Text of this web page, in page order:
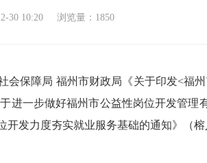
30 10:20 浏览量：1850
保障局 福州市财政局《关于印发<福州
进一步做好福州市公益性岗位开发管
开发力度夯实就业服务基础的通知》（